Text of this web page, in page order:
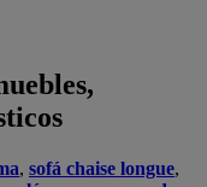
, sofá chaise longue,